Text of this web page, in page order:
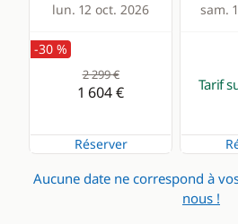
lun. 12 oct. 2026 sam.
-30 %
2 299 €
1 604 €
Réserver
Tarif
Aucune date ne correspond à
nous !